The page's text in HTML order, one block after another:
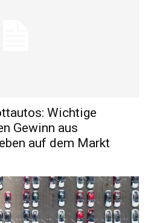
Wichtige
Gewinn aus
auf dem Markt